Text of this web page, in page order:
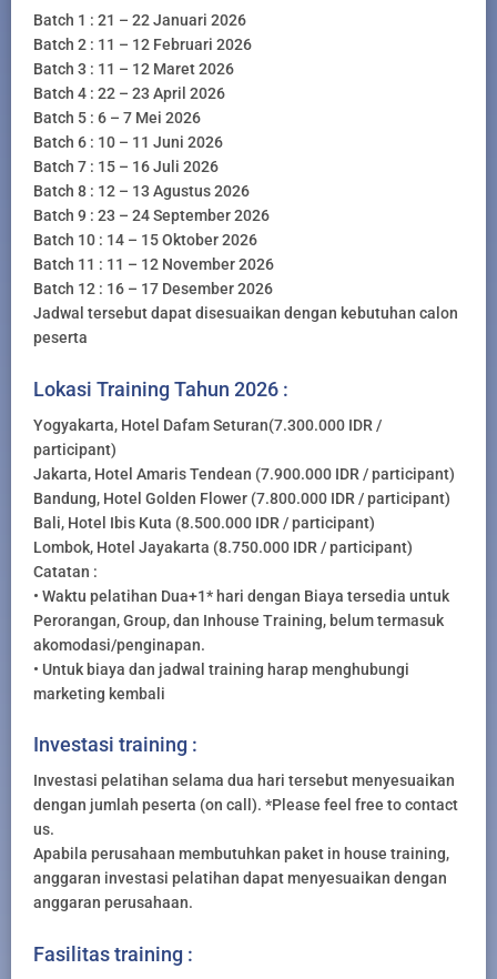
Batch 1 : 21 – 22 Januari 2026
Batch 2 : 11 – 12 Februari 2026
Batch 3 : 11 – 12 Maret 2026
Batch 4 : 22 – 23 April 2026
Batch 5 : 6 – 7 Mei 2026
Batch 6 : 10 – 11 Juni 2026
Batch 7 : 15 – 16 Juli 2026
Batch 8 : 12 – 13 Agustus 2026
Batch 9 : 23 – 24 September 2026
Batch 10 : 14 – 15 Oktober 2026
Batch 11 : 11 – 12 November 2026
Batch 12 : 16 – 17 Desember 2026
Jadwal tersebut dapat disesuaikan dengan kebutuhan calon
peserta
Lokasi Training Tahun 2026 :
Yogyakarta, Hotel Dafam Seturan(7.300.000 IDR /
participant)
Jakarta, Hotel Amaris Tendean (7.900.000 IDR / participant)
Bandung, Hotel Golden Flower (7.800.000 IDR / participant)
Bali, Hotel Ibis Kuta (8.500.000 IDR / participant)
Lombok, Hotel Jayakarta (8.750.000 IDR / participant)
Catatan :
• Waktu pelatihan Dua+1* hari dengan Biaya tersedia untuk
Perorangan, Group, dan Inhouse Training, belum termasuk
akomodasi/penginapan.
• Untuk biaya dan jadwal training harap menghubungi
marketing kembali
Investasi training :
Investasi pelatihan selama dua hari tersebut menyesuaikan
dengan jumlah peserta (on call). *Please feel free to contact
us.
Apabila perusahaan membutuhkan paket in house training,
anggaran investasi pelatihan dapat menyesuaikan dengan
anggaran perusahaan.
Fasilitas training :